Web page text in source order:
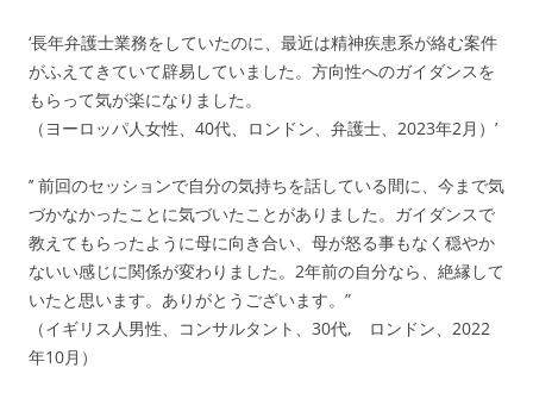
‘長年弁護士業務をしていたのに、最近は精神疾患系が絡む案件
がふえてきていて辟易していました。方向性へのガイダンスを
もらって気が楽になりました。
（ヨーロッパ人女性、40代、ロンドン、弁護士、2023年2月）’
’’ 前回のセッションで自分の気持ちを話している間に、今まで気
づかなかったことに気づいたことがありました。ガイダンスで
教えてもらったように母に向き合い、母が怒る事もなく穏やか
ないい感じに関係が変わりました。2年前の自分なら、絶縁して
いたと思います。ありがとうございます。”
（イギリス人男性、コンサルタント、30代, ロンドン、2022
年10月）